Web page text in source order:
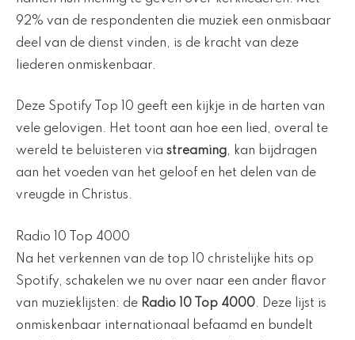
92% van de respondenten die muziek een onmisbaar
deel van de dienst vinden, is de kracht van deze
liederen onmiskenbaar.
Deze Spotify Top 10 geeft een kijkje in de harten van
vele gelovigen. Het toont aan hoe een lied, overal te
wereld te beluisteren via streaming, kan bijdragen
aan het voeden van het geloof en het delen van de
vreugde in Christus.
Radio 10 Top 4000
Na het verkennen van de top 10 christelijke hits op
Spotify, schakelen we nu over naar een ander flavor
van muzieklijsten: de Radio 10 Top 4000. Deze lijst is
onmiskenbaar internationaal befaamd en bundelt